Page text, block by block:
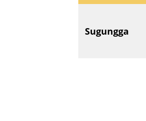
Sugungga